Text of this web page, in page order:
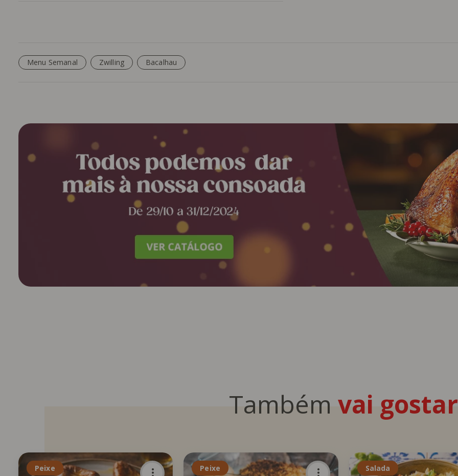
Menu Semanal Zwilling Bacalhau
Também vai gostar
Peixe Peixe Salada